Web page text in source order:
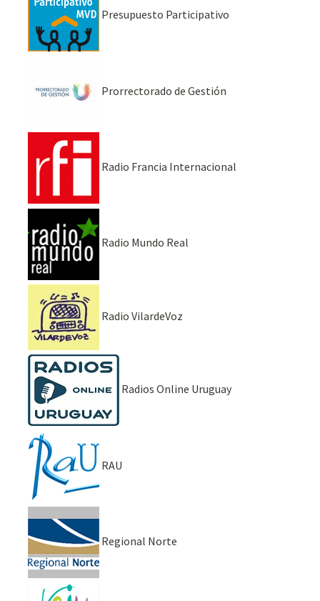
Presupuesto Participativo
Prorrectorado de Gestión
Radio Francia Internacional
Radio Mundo Real
Radio VilardeVoz
Radios Online Uruguay
RAU
Regional Norte